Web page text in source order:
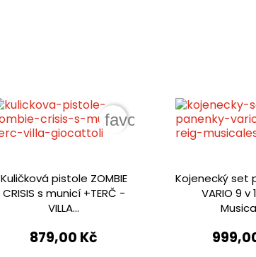
Kuličková pistole ZOMBIE
CRISIS s municí +TERČ -
VILLA...
879,00 Kč
favorite_border
Kojenecký set
VARIO 9 v